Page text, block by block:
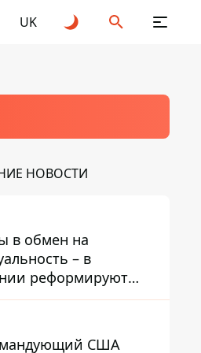
UK
НОВОСТИ
в обмен на
– в
реформируют
руководства
Bahn
США